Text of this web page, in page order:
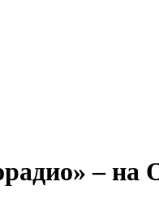
– на